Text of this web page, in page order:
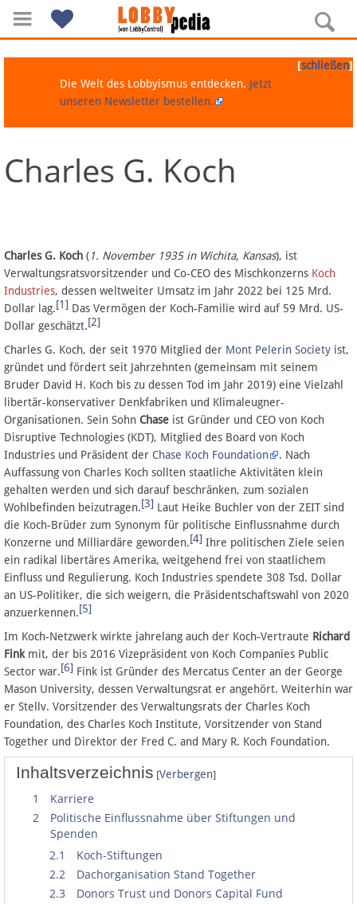
Navigation
Inhalt A-Z
Artikel nach Kategorien
FAQ
Spenden
Fördermitglied werden
Fehler melden
Vernetzen
Bluesky
Facebook
Anmelden
Datenschutz
Über Lobbypedia
Impressum
[schließen]
Die Welt des Lobbyismus entdecken. Jetzt
unseren Newsletter bestellen.
Charles G. Koch
Charles G. Koch (1. November 1935 in Wichita, Kansas), ist
Verwaltungsratsvorsitzender und Co-CEO des Mischkonzerns Koch
Industries, dessen weltweiter Umsatz im Jahr 2022 bei 125 Mrd.
Dollar lag.[1] Das Vermögen der Koch-Familie wird auf 59 Mrd. US-
Dollar geschätzt.[2]
Charles G. Koch, der seit 1970 Mitglied der Mont Pelerin Society ist,
gründet und fördert seit Jahrzehnten (gemeinsam mit seinem
Bruder David H. Koch bis zu dessen Tod im Jahr 2019) eine Vielzahl
libertär-konservativer Denkfabriken und Klimaleugner-
Organisationen. Sein Sohn Chase ist Gründer und CEO von Koch
Disruptive Technologies (KDT), Mitglied des Board von Koch
Industries und Präsident der Chase Koch Foundation
. Nach
Auffassung von Charles Koch sollten staatliche Aktivitäten klein
gehalten werden und sich darauf beschränken, zum sozialen
Wohlbefinden beizutragen.[3] Laut Heike Buchler von der ZEIT sind
die Koch-Brüder zum Synonym für politische Einflussnahme durch
Konzerne und Milliardäre geworden.[4] Ihre politischen Ziele seien
ein radikal libertäres Amerika, weitgehend frei von staatlichem
Einfluss und Regulierung. Koch Industries spendete 308 Tsd. Dollar
an US-Politiker, die sich weigern, die Präsidentschaftswahl von 2020
anzuerkennen.[5]
Im Koch-Netzwerk wirkte jahrelang auch der Koch-Vertraute Richard
Finkmit, der bis 2016 Vizepräsident von Koch Companies Public
Sector war.[6] Fink ist Gründer des Mercatus Center an der George
Mason University, dessen Verwaltungsrat er angehört. Weiterhin war
er Stellv. Vorsitzender des Verwaltungsrats der Charles Koch
Foundation, des Charles Koch Institute, Vorsitzender von Stand
Together und Direktor der Fred C. and Mary R. Koch Foundation.
Inhaltsverzeichnis [Verbergen]
1
Karriere
2
Politische Einflussnahme über Stiftungen und
Spenden
2.1
Koch-Stiftungen
2.2
Dachorganisation Stand Together
2.3
Donors Trust und Donors Capital Fund